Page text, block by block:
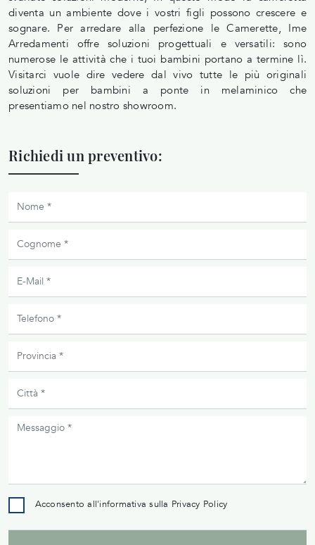
diventa un ambiente dove i vostri figli possono crescere e
sognare. Per arredare alla perfezione le Camerette, Ime
Arredamenti offre soluzioni progettuali e versatili: sono
numerose le attività che i tuoi bambini portano a termine lì.
Visitarci vuole dire vedere dal vivo tutte le più originali
soluzioni per bambini a ponte in melaminico che
presentiamo nel nostro showroom.
Richiedi un preventivo:
Acconsento all'informativa sulla Privacy Policy